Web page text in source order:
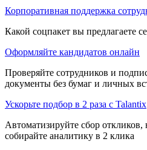
Корпоративная поддержка
Какой соцпакет вы предлагаете
Оформляйте кандидатов онлайн
Проверяйте сотрудников и
документы без бумаг и личных
Ускорьте подбор в 2 раза с Talantix
Автоматизируйте сбор откликов,
собирайте аналитику в 2 клика